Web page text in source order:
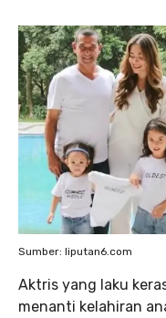
Sumber: liputan6.com
Aktris yang laku
menanti kelahiran